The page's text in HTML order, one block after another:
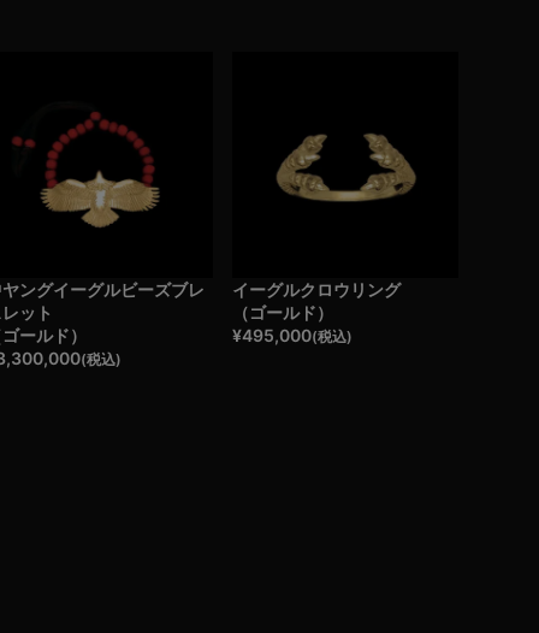
ングイーグルビーズブレ
ット
ールド）
(税込)
イーグルクロウリング
（ゴールド）
¥495,000(税込)